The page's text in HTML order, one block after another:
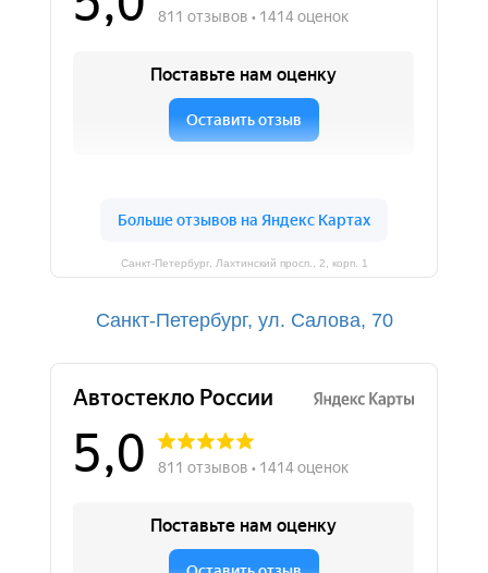
Санкт-Петербург, Лахтинский просп., 2, корп. 1
Санкт-Петербург, ул. Салова, 70